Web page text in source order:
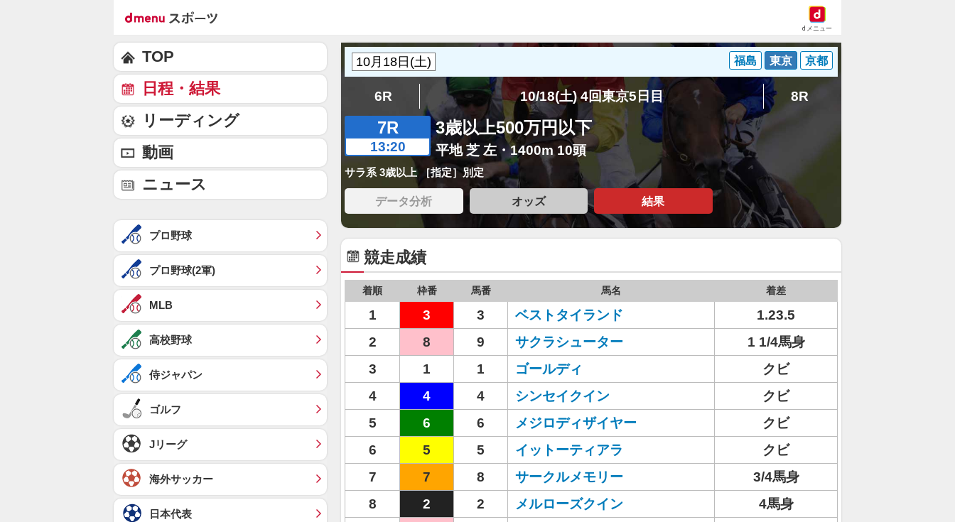
dメニュー
福島 東京 京都
6R 10/18(土) 4回東京5日目 8R
7R
13:20
3歳以上500万円以下
平地 芝 左・1400m 10頭
サラ系 3歳以上 ［指定］別定
データ分析 オッズ 結果
競走成績
着順 枠番 馬番 馬名 着差
1 3 3 ベストタイランド
1.23.5
2
8 9 サクラシューター
1 1/4馬身
3
1 1 ゴールディ
クビ
4
4 4 シンセイクイン
クビ
5
6 6 メジロディザイヤー
クビ
6
5 5 イットーティアラ
クビ
7
7 8 サークルメモリー
3/4馬身
8
2 2 メルローズクイン
4馬身
TOP
日程・結果
リーディング
動画
ニュース
プロ野球
プロ野球(2軍)
MLB
高校野球
侍ジャパン
ゴルフ
Jリーグ
海外サッカー
日本代表